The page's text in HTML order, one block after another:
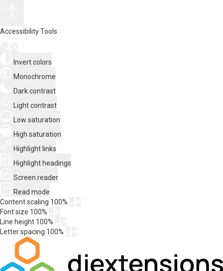
Accessibility Tools
Invert colors
Monochrome
Dark contrast
Light contrast
Low saturation
High saturation
Highlight links
Highlight headings
Screen reader
Read mode
Content scaling 100%
Font size 100%
Line height 100%
Letter spacing 100%